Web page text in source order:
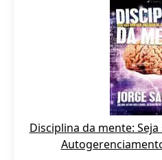
Disciplina da mente: